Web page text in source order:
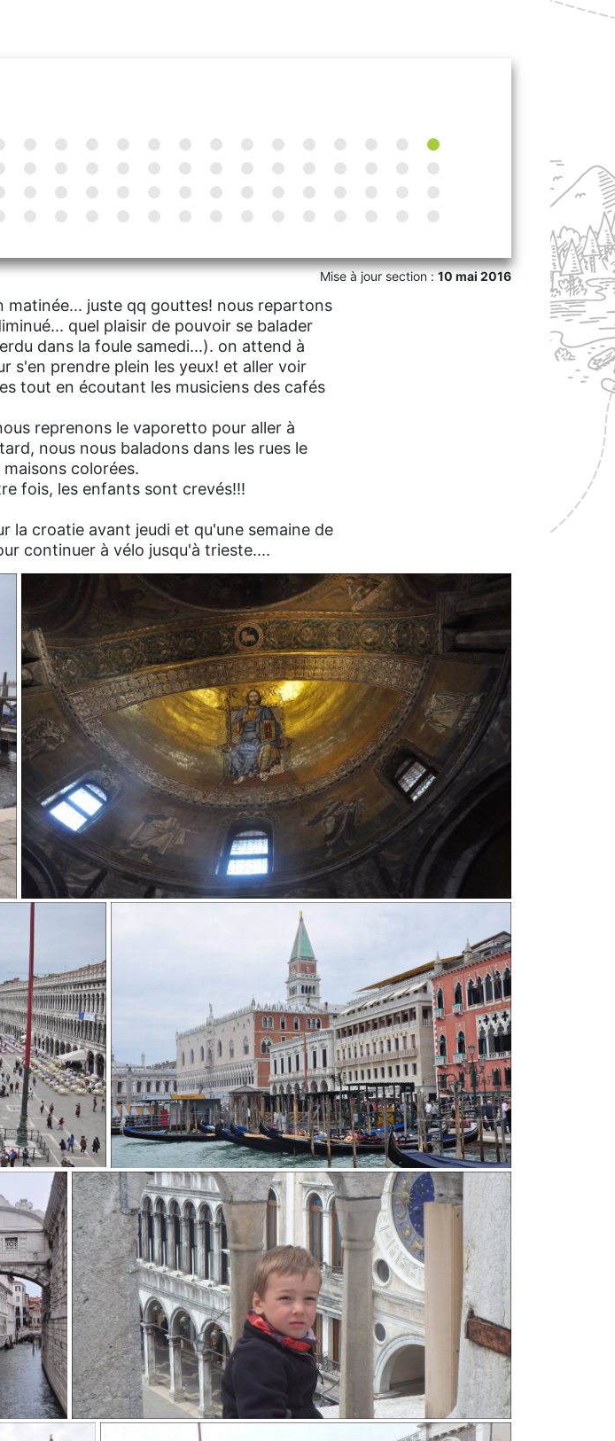
Mise à jour section :10 mai 2016
matinée... juste qq gouttes! nous repartons
quel plaisir de pouvoir se balader
dans la foule samedi...). on attend à
s'en prendre plein les yeux! et aller voir
tout en écoutant les musiciens des cafés
reprenons le vaporetto pour aller à
nous nous baladons dans les rues le
colorées.
fois, les enfants sont crevés!!!
la croatie avant jeudi et qu'une semaine de
continuer à vélo jusqu'à trieste....